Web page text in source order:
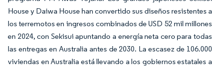
House y Daiwa House han convertido sus diseños resistentes a
los terremotos en ingresos combinados de USD 52 mil millones
en 2024, con Sekisui apuntando a energía neta cero para todas
las entregas en Australia antes de 2030. La escasez de 106.000
viviendas en Australia está llevando a los gobiernos estatales a